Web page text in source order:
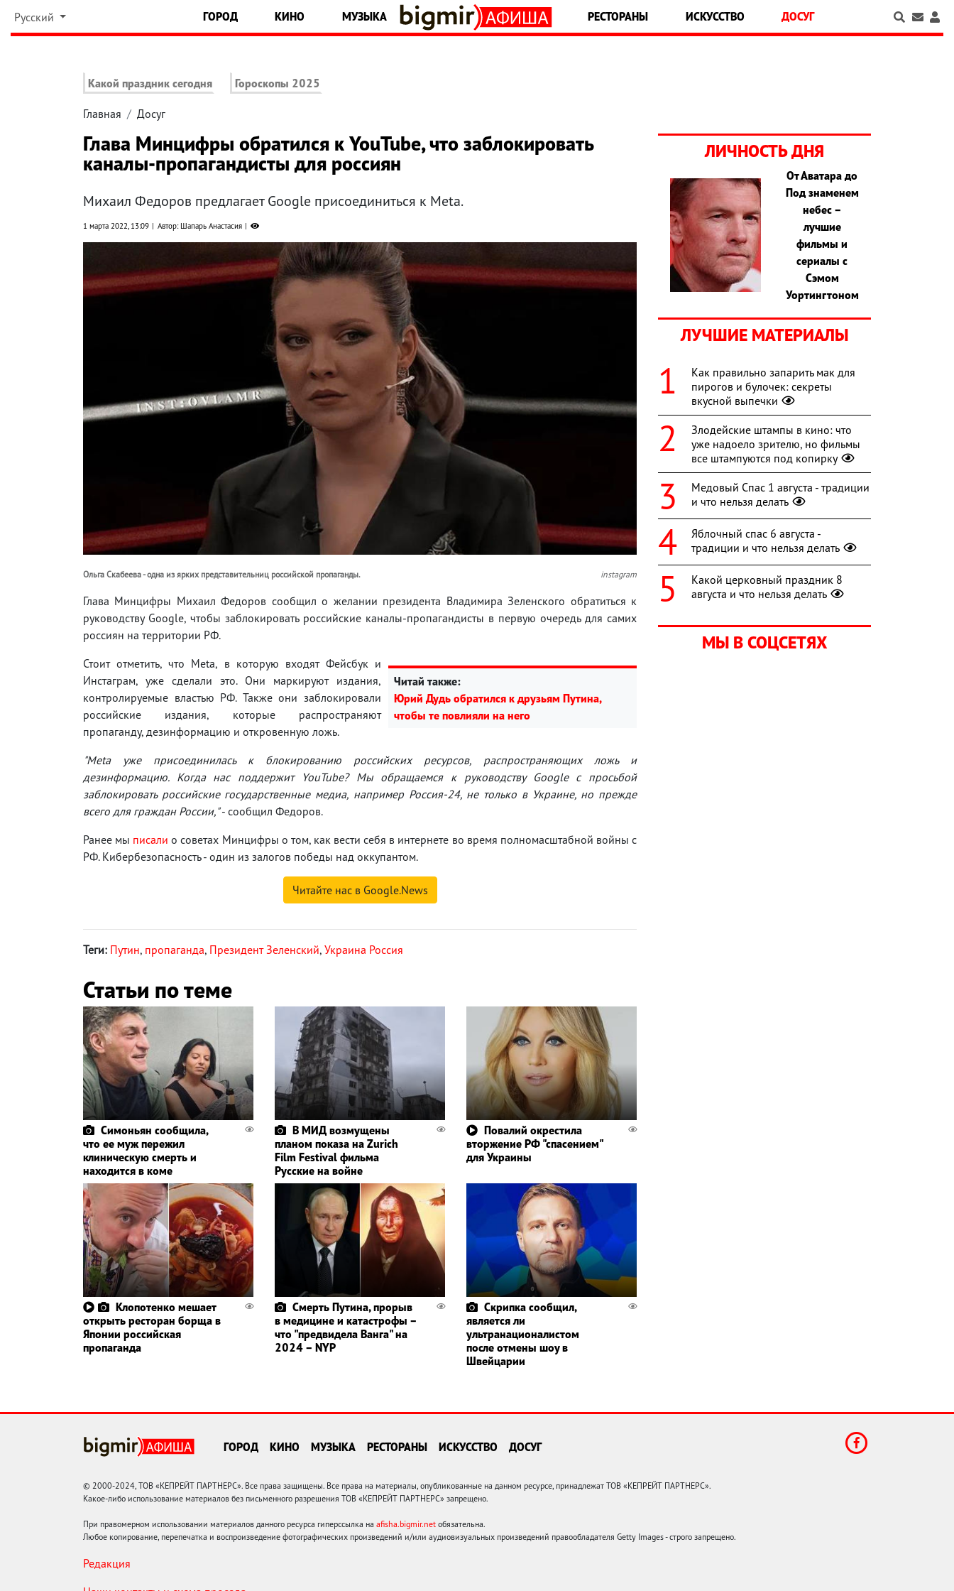
Русский ГОРОД КИНО МУЗЫКА РЕСТОРАНЫ ИСКУССТВО ДОСУГ
Какой праздник сегодня Гороскопы 2025
Главная Досуг
Глава Минцифры обратился к YouTube, что заблокировать
каналы-пропагандисты для россиян
Михаил Федоров предлагает Google присоединиться к Meta.
1 марта 2022, 13:09 Автор: Шапарь Анастасия
Ольга Скабеева - одна из ярких представительниц российской пропаганды. instagram
Глава Минцифры Михаил Федоров сообщил о желании президента Владимира Зеленского обратиться к
руководству Google, чтобы заблокировать российские каналы-пропагандисты в первую очередь для самих
россиян на территории РФ.
Читай также:
Юрий Дудь обратился к друзьям Путина,
чтобы те повлияли на него
Стоит отметить, что Meta, в которую входят Фейсбук и
Инстаграм, уже сделали это. Они маркируют издания,
контролируемые властью РФ. Также они заблокировали
российские издания, которые распространяют
пропаганду, дезинформацию и откровенную ложь.
"Meta уже присоединилась к блокированию российских ресурсов, распространяющих ложь и
дезинформацию. Когда нас поддержит YouTube? Мы обращаемся к руководству Google с просьбой
заблокировать российские государственные медиа, например Россия-24, не только в Украине, но прежде
всего для граждан России,"- сообщил Федоров.
Ранее мы писали о советах Минцифры о том, как вести себя в интернете во время полномасштабной войны с
РФ. Кибербезопасность - один из залогов победы над оккупантом.
Читайте нас в Google.News
Теги: Путин, пропаганда, Президент Зеленский, Украина Россия
Статьи по теме
Симоньян сообщила,
что ее муж пережил
клиническую смерть и
находится в коме
В МИД возмущены
планом показа на Zurich
Film Festival фильма
Русские на войне
Повалий окрестила
вторжение РФ "спасением"
для Украины
Клопотенко мешает
открыть ресторан борща в
Японии российская
пропаганда
Смерть Путина, прорыв
в медицине и катастрофы –
что "предвидела Ванга" на
2024 – NYP
Скрипка сообщил,
является ли
ультранационалистом
после отмены шоу в
Швейцарии
ЛИЧНОСТЬ ДНЯ
От Аватара до
Под знаменем
небес –
лучшие
фильмы и
сериалы с
Сэмом
Уортингтоном
ЛУЧШИЕ МАТЕРИАЛЫ
Как правильно запарить мак для
пирогов и булочек: секреты
вкусной выпечки
Злодейские штампы в кино: что
уже надоело зрителю, но фильмы
все штампуются под копирку
Медовый Спас 1 августа - традиции
и что нельзя делать
Яблочный спас 6 августа -
традиции и что нельзя делать
Какой церковный праздник 8
августа и что нельзя делать
МЫ В СОЦСЕТЯХ
ГОРОД КИНО МУЗЫКА РЕСТОРАНЫ ИСКУССТВО ДОСУГ
© 2000-2024, ТОВ «КЕПРЕЙТ ПАРТНЕРС». Все права защищены. Все права на материалы, опубликованные на данном ресурсе, принадлежат ТОВ «КЕПРЕЙТ ПАРТНЕРС».
Какое-либо использование материалов без письменного разрешения ТОВ «КЕПРЕЙТ ПАРТНЕРС» запрещено.
При правомерном использовании материалов данного ресурса гиперссылка на afisha.bigmir.net обязательна.
Любое копирование, перепечатка и воспроизведение фотографических произведений и/или аудиовизуальных произведений правообладателя Getty Images - строго запрещено.
Редакция